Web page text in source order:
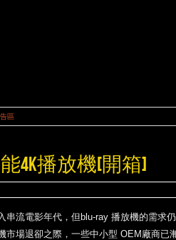
區
能4K播放機[開箱]
串流電影年代，但blu-ray 播放機的需求
市場退卻之際，一些中小型 OEM廠商已